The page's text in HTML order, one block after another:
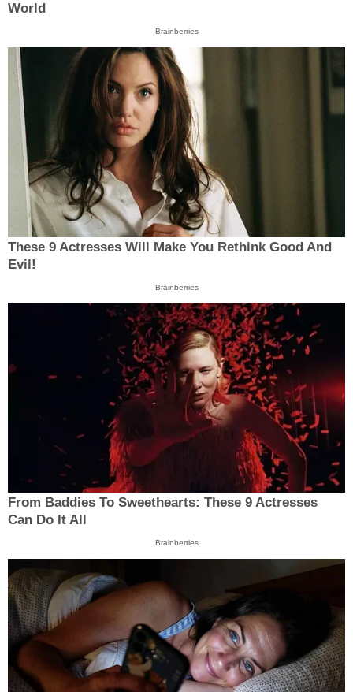
World
Brainberries
These 9 Actresses Will Make You Rethink Good And
Evil!
Brainberries
From Baddies To Sweethearts: These 9 Actresses
Can Do It All
Brainberries